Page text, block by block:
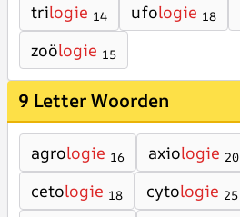
trilogie 14 ufologie 18
zoölogie 15
9 Letter Woorden
agrologie 16 axiologie 20
cetologie 18 cytologie 25